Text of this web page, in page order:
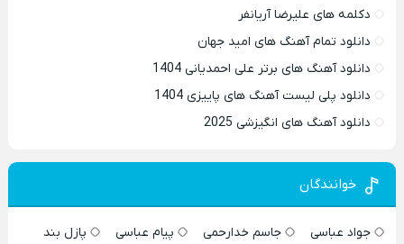
دکلمه های علیرضا آریانفر
دانلود تمام آهنگ های امید جهان
دانلود آهنگ های برتر علی احمدیانی 1404
دانلود پلی لیست آهنگ های پاییزی 1404
دانلود آهنگ های انگیزشی 2025
خوانندگان
جواد عباسی جاسم خدارحمی پیام عباسی
پازل بند